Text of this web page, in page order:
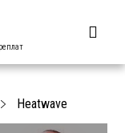
Heatwave